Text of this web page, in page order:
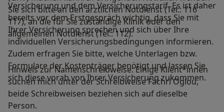
Versicherung und dem Versicherungstarif. Es ist daher
bereits vor dem Erstgespräch wichtig, dass Sie mit
Ihrer Versicherung sprechen und sich über Ihre
individuellen Versicherungsbedingungen informieren.
Zudem erfragen Sie bitte, welche Unterlagen bzw.
Formulare der Kostenträger benötigt und lassen Sie
sich diese vorab von Ihrer Versicherung zukommen.
Sie sich bitte an den ärztlichen Notdienst (Tel.: 116
117), an die für Sie zuständige Klinik oder den
allgemeinen Notdienst (Tel.: 112).
Hinweis zur Namenschreibweise: Einige Klient*innen
suchen mich unter der Schreibweise Fachri Oglou,
beide Schreibweisen beziehen sich auf dieselbe
Person.